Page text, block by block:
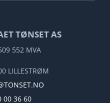
TØNSET AS
552 MVA
LILLESTRØM
00 36 60